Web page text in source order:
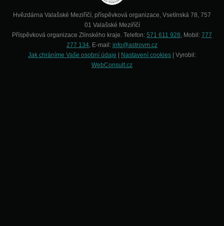
Hvězdárna Valašské Meziříčí, příspěvková organizace, Vsetínská 78, 757
01 Valašské Meziříčí
Příspěvková organizace Zlínského kraje. Telefon: 571 611 928, Mobil: 777
277 134, E-mail: info@astrovm.cz
Jak chráníme Vaše osobní údaje
Nastavení cookies | Vyrobil:
WebConsult.cz